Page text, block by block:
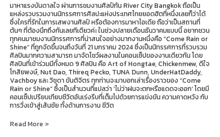
มาหาแรงบันดาลใจ ผ่านการชมงานศิลป์กัน River City Bangkok ถือเป็น
แหล่งรวบรวมงานนิทรรศการศิลปะแห่งประเทศไทยยอดฮิตที่หนึ่งเลยก็ว่าได้
ซึ่งใครที่รักในการเสพงานศิลป์ หรือต้องการมาหาไอเดีย ถือว่าเป็นสถานที่
ต้นๆ ที่ต้องนึกถึงกันเลยทีเดียวค่ะ ในช่วงปลายเดือนธันวาคมแบบนี้ อยากชวน
ทุกคนมาชมงานนิทรรศการที่น่าสนใจอย่างมากงานหนึ่งคือ “Come Rain or
Shine” ที่ถูกจัดขึ้นจนถึงวันที่ 21 มกราคม 2024 ซึ่งเป็นนิทรรศการที่รวบรวม
ศิลปินมากความสามารถ มาจัดโชว์ผลงานในคอนเซ็ปของงานเดียวกัน โดย
ศิลปินที่เข้าร่วมมีทั้งหมด 9 ศิลปิน คือ Art of Hongtae, Chickenmew, ดีใจ
โกสิยพงษ์, Nut Dao, Thireq Pecko, TUNA Dunn, UnderHatDaddy,
Vachboy และ วิชุดา ขันติจิตร ทุกท่านจะมาบอกเล่าเรื่องราวของ “Come
Rain or Shine” ซึ่งเป็นสำนวนที่แปลว่า ‘ไม่ว่าฝนจะตกหรือแดดจะออก’ โดยมี
คอนเซ็ปเปรียบเทียบชีวิตอันเร่งรีบที่เต็มไปด้วยการแข่งขัน ความคาดหวัง กับ
การวิ่งเข้าสู่เส้นชัย ทั้งด้านการงาน ชีวิต
Read More »